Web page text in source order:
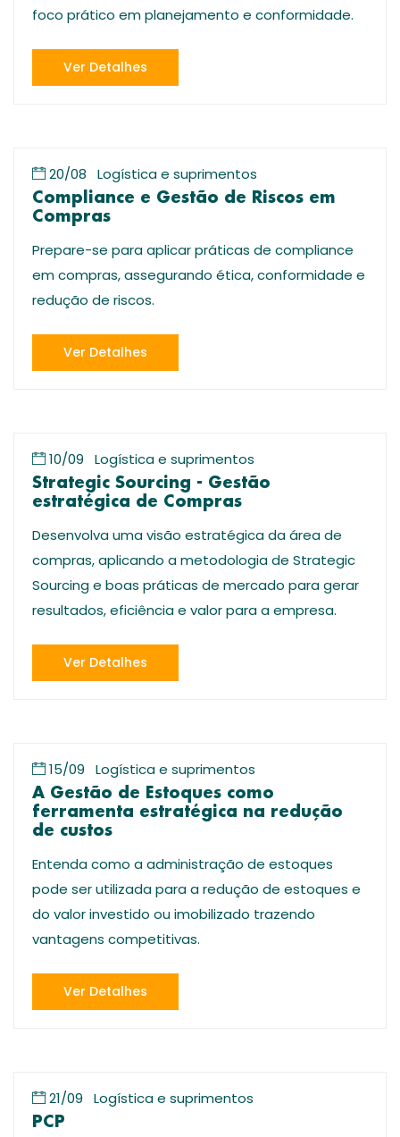
foco prático em planejamento e conformidade.
Ver Detalhes
20/08 Logística e suprimentos
Compliance e Gestão de Riscos em
Compras
Prepare-se para aplicar práticas de compliance
em compras, assegurando ética, conformidade e
redução de riscos.
Ver Detalhes
10/09 Logística e suprimentos
Strategic Sourcing - Gestão
estratégica de Compras
Desenvolva uma visão estratégica da área de
compras, aplicando a metodologia de Strategic
Sourcing e boas práticas de mercado para gerar
resultados, eficiência e valor para a empresa.
Ver Detalhes
15/09 Logística e suprimentos
A Gestão de Estoques como
ferramenta estratégica na redução
de custos
Entenda como a administração de estoques
pode ser utilizada para a redução de estoques e
do valor investido ou imobilizado trazendo
vantagens competitivas.
Ver Detalhes
21/09 Logística e suprimentos
PCP